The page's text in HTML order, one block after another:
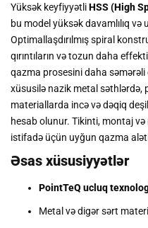
Yüksək keyfiyyətliHSS (High
bu model yüksək davamlılıq
Optimallaşdırılmış spiral
qırıntıların və tozun daha
qazma prosesini daha
xüsusilə nazik metal səthlərdə,
materiallarda incə və dəqiq
hesab olunur. Tikinti, montaj
istifadə üçün uyğun qazma
Əsas xüsusiyyətlər
PointTeQ ucluq
Metal və digər sərt